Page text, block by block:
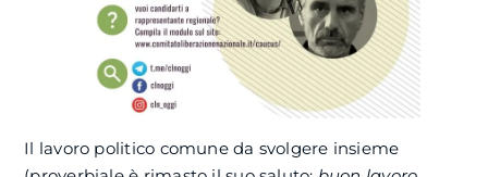
Il lavoro politico comune da svolgere insieme